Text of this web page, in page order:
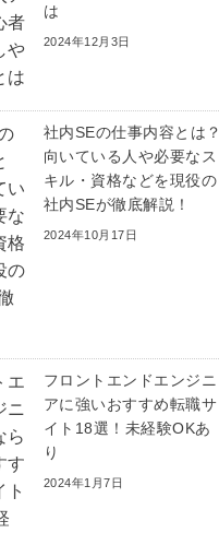
は
2024年12月3日
社内SEの仕事内容とは？
向いている人や必要なス
キル・資格などを現役の
社内SEが徹底解説！
2024年10月17日
フロントエンドエンジニ
アに強いおすすめ転職サ
イト18選！未経験OKあ
り
2024年1月7日